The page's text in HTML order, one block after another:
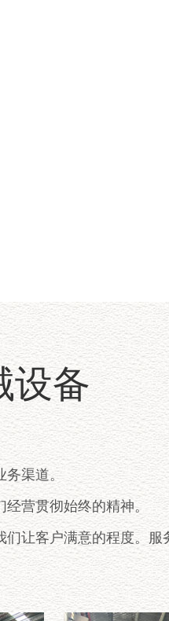
力输…
设备
渠道。
营贯彻始终的精神。
让客户满意的程度。服